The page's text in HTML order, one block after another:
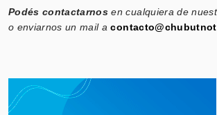
Podés contactarnos en cualquiera de
o enviarnos un mail a